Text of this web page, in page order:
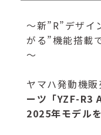
～新”R”デザイ
がる”機能搭載
～
ヤマハ発動機販
ーツ「YZF-R3
2025年モデル